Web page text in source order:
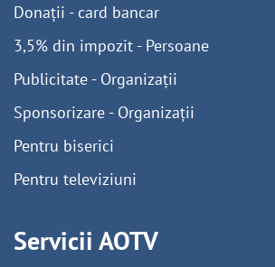
Donații - card bancar
3,5% din impozit - Persoane
Publicitate - Organizații
Sponsorizare - Organizații
Pentru biserici
Pentru televiziuni
Servicii AOTV